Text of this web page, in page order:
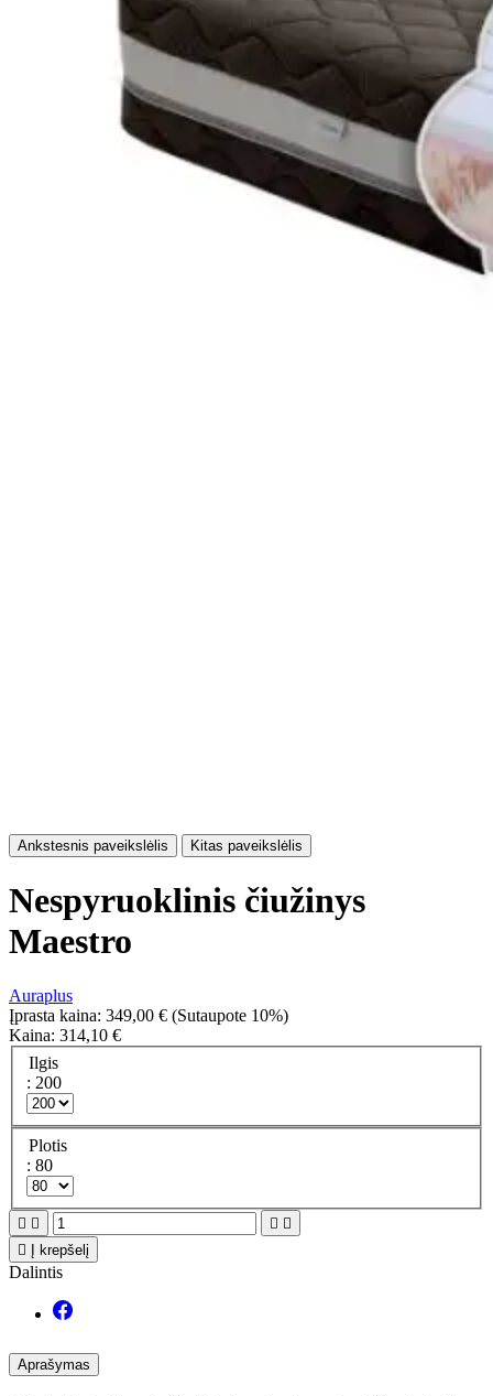
Ankstesnis paveikslėlis Kitas paveikslėlis
Nespyruoklinis čiužinys
Maestro
Auraplus
Įprasta kaina: 349,00 € (Sutaupote 10%)
Kaina: 314,10 €
Ilgis
: 200
Plotis
: 80
   

Į krepšelį
Dalintis
Aprašymas